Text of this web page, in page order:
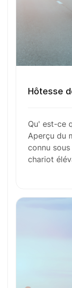
Ces
Hôtesse
Qu' est-ce
Aperçu du
connu
chariot